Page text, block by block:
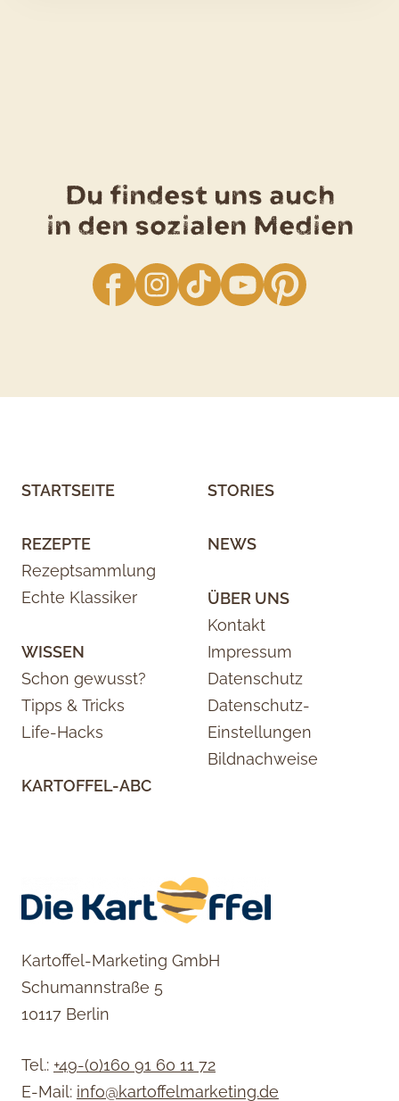
Du findest uns auch
in den sozialen Medien
facebookInstagram
TikTok YouTube
STARTSEITE
REZEPTE
Rezeptsammlung
Echte Klassiker
WISSEN
Schon gewusst?
Tipps & Tricks
Life-Hacks
KARTOFFEL-ABC
STORIES
NEWS
ÜBER UNS
Kontakt
Impressum
Datenschutz
Datenschutz-
Einstellungen
Bildnachweise
Kartoffel-Marketing GmbH
Schumannstraße 5
10117 Berlin
Tel.: +49-(0)160 91 60 11 72
E-Mail: info@kartoffelmarketing.de